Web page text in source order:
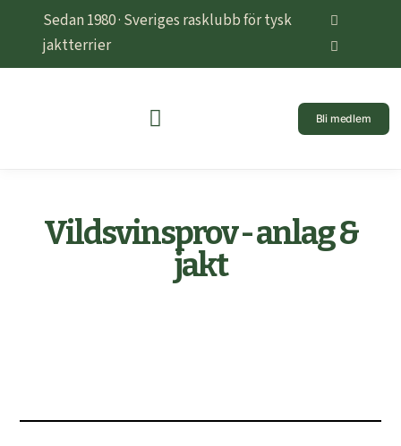
Sedan 1980 · Sveriges rasklubb för tysk
jaktterrier
Bli medlem
Vildsvinsprov - anlag &
jakt